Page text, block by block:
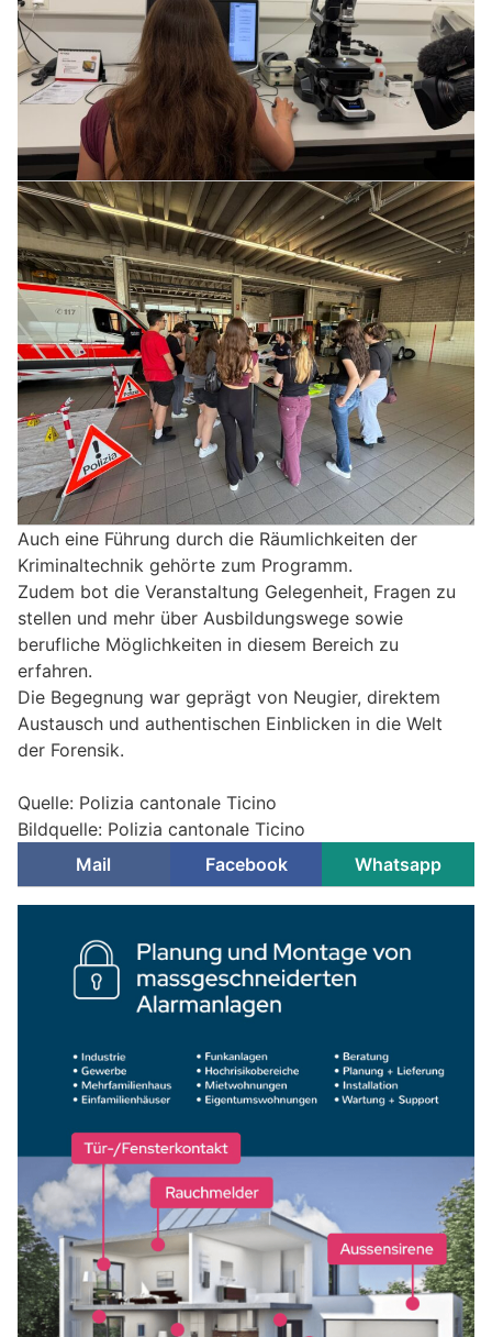
Auch eine Führung durch die Räumlichkeiten der
Kriminaltechnik gehörte zum Programm.
Zudem bot die Veranstaltung Gelegenheit, Fragen zu
stellen und mehr über Ausbildungswege sowie
berufliche Möglichkeiten in diesem Bereich zu
erfahren.
Die Begegnung war geprägt von Neugier, direktem
Austausch und authentischen Einblicken in die Welt
der Forensik.
Quelle: Polizia cantonale Ticino
Bildquelle: Polizia cantonale Ticino
Mail
Facebook Whatsapp